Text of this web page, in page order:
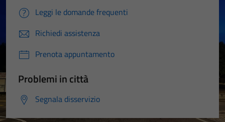
Leggi le domande frequenti
Richiedi assistenza
Prenota appuntamento
Problemi in città
Segnala disservizio